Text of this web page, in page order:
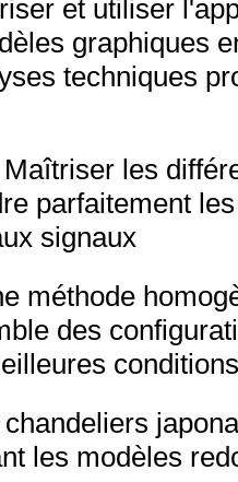
et utiliser
graphiques
techniques
les
parfaitement
signaux
méthode
des
les modèles